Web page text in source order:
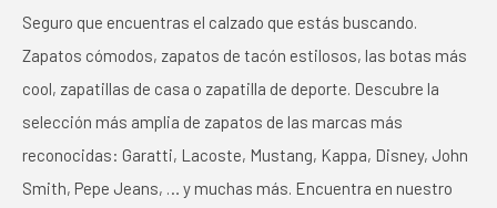
Seguro que encuentras el calzado que estás buscando.
Zapatos cómodos, zapatos de tacón estilosos, las botas más
cool, zapatillas de casa o zapatilla de deporte. Descubre la
selección más amplia de zapatos de las marcas más
reconocidas: Garatti, Lacoste, Mustang, Kappa, Disney, John
Smith, Pepe Jeans, … y muchas más. Encuentra en nuestro